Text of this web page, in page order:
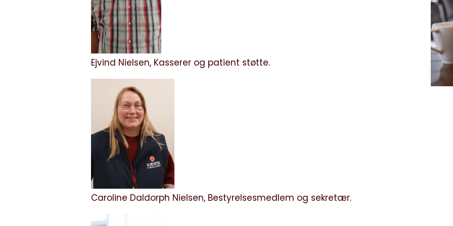
Ejvind Nielsen, Kasserer og patient støtte.
Caroline Daldorph Nielsen, Bestyrelsesmedlem og sekretær.